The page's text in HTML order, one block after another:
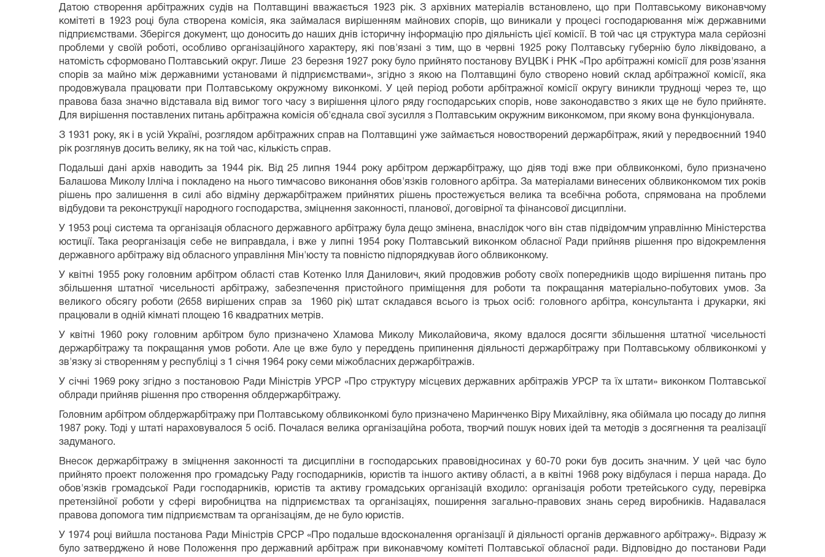
Датою створення арбітражних судів на Полтавщині вважається 1923 рік. З архівних матеріалів встановлено, що при Полтавському виконавчому
комітеті в 1923 році була створена комісія, яка займалася вирішенням майнових спорів, що виникали у процесі господарювання між державними
підприємствами. Зберігся документ, що доносить до наших днів історичну інформацію про діяльність цієї комісії. В той час ця структура мала серйозні
проблеми у своїй роботі, особливо організаційного характеру, які пов'язані з тим, що в червні 1925 року Полтавську губернію було ліквідовано, а
натомість сформовано Полтавський округ. Лише 23 березня 1927 року було прийнято постанову ВУЦВК і РНК «Про арбітражні комісії для розв'язання
спорів за майно між державними установами й підприємствами», згідно з якою на Полтавщині було створено новий склад арбітражної комісії, яка
продовжувала працювати при Полтавському окружному виконкомі. У цей період роботи арбітражної комісії округу виникли труднощі через те, що
правова база значно відставала від вимог того часу з вирішення цілого ряду господарських спорів, нове законодавство з яких ще не було прийняте.
Для вирішення поставлених питань арбітражна комісія об'єднала свої зусилля з Полтавським окружним виконкомом, при якому вона функціонувала.
З 1931 року, як і в усій Україні, розглядом арбітражних справ на Полтавщині уже займається новостворений держарбітраж, який у передвоєнний 1940
рік розглянув досить велику, як на той час, кількість справ.
Подальші дані архів наводить за 1944 рік. Від 25 липня 1944 року арбітром держарбітражу, що діяв тоді вже при облвиконкомі, було призначено
Балашова Миколу Ілліча і покладено на нього тимчасово виконання обов'язків головного арбітра. За матеріалами винесених облвиконкомом тих років
рішень про залишення в силі або відміну держарбітражем прийнятих рішень простежується велика та всебічна робота, спрямована на проблеми
відбудови та реконструкції народного господарства, зміцнення за­конності, планової, договірної та фінансової дисципліни.
У 1953 році система та організація обласного державного арбітра­жу була дещо змінена, внаслідок чого він став підвідомчим управ­лінню Міністерства
юстиції. Така реорганізація себе не виправда­ла, і вже у липні 1954 року Полтавський виконком обласної Ради прийняв рішення про відокремлення
державного арбітражу від обласного управління Мін'юсту та повністю підпорядкував його облвиконкому.
У квітні 1955 року головним арбітром області став Котенко Ілля Данилович, який продовжив роботу своїх попередників щодо вирішення питань про
збільшення штатної чисельності арбітра­жу, забезпечення пристойного приміщення для роботи та покра­щання матеріально-побутових умов. За
великого обсягу роботи (2658 вирішених справ за 1960 рік) штат складався всього із трьох осіб: головного арбітра, консультанта і друкарки, які
працювали в одній кімнаті площею 16 квадратних метрів.
У квітні 1960 року головним арбітром було призначено Хламова Миколу Миколайовича, якому вдалося досягти збільшення штат­ної чисельності
держарбітражу та покращання умов роботи. Але це вже було у переддень припинення діяльності держарбітражу при Полтавському облвиконкомі у
зв'язку зі створенням у рес­публіці з 1 січня 1964 року семи міжобласних держарбітражів.
У січні 1969 року згідно з постановою Ради Міністрів УРСР «Про структуру місцевих державних арбітражів УРСР та їх штати» ви­конком Полтавської
облради прийняв рішення про створення облдержарбітражу.
Головним арбітром облдержарбітражу при Полтавському облвиконкомі було призначено Маринченко Віру Михайлівну, яка обіймала цю посаду до липня
1987 року. Тоді у штаті нараховувалося 5 осіб. Почалася велика організаційна робота, творчий пошук нових ідей та методів з досягнення та реалізації
задуманого.
Внесок держарбітражу в зміцнення законності та дисципліни в господарських правовідносинах у 60-70 роки був досить значним. У цей час було
прийнято проект положення про громадську Раду господарників, юристів та іншого активу області, а в квітні 1968 року відбулася і перша нарада. До
обов'язків громадської Ради господарників, юристів та активу громадських організацій входи­ло: організація роботи третейського суду, перевірка
претензійної роботи у сфері виробництва на підприємствах та організаціях, поширення загально-правових знань серед виробників. Надавала­ся
правова допомога тим підприємствам та організаціям, де не було юристів.
У 1974 році вийшла постанова Ради Міністрів СРСР «Про по­дальше вдосконалення організації й діяльності органів держав­ного арбітражу». Відразу ж
було затверджено й нове Положен­ня про державний арбітраж при виконавчому комітеті Пол­тавської обласної ради. Відповідно до постанови Ради